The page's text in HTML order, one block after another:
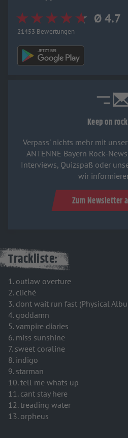
Ø 4.7
21453 Bewertungen
Keep on
Verpass' nichts mehr mit
ANTENNE Bayern Rock-
Interviews, Quizspaß oder
wir
Zum Newsletter
Trackliste:
1. outlaw overture
2. cliché
3. dont wait run fast (Physical
4. goddamn
5. vampire diaries
6. miss sunshine
7. sweet coraline
8. indigo
9. starman
10. tell me whats up
11. cant stay here
12. treading water
13. orpheus